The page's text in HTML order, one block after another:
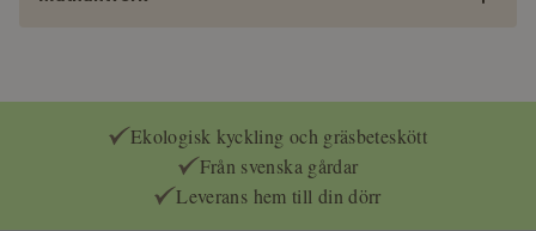
Ekologisk kyckling och gräsbeteskött
Från svenska gårdar
Leverans hem till din dörr